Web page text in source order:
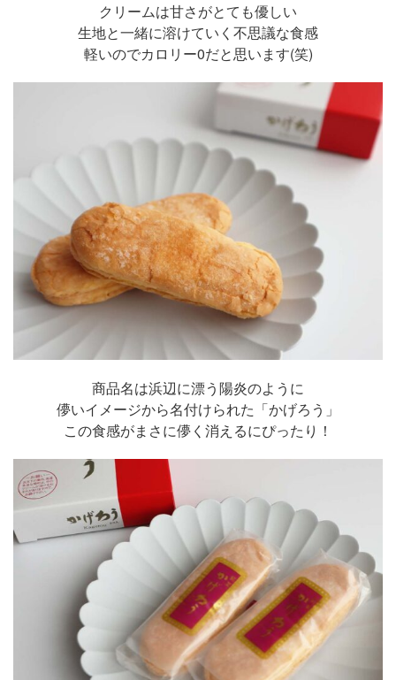
クリームは甘さがとても優しい
生地と一緒に溶けていく不思議な食感
軽いのでカロリー0だと思います(笑)
商品名は浜辺に漂う陽炎のように
儚いイメージから名付けられた「かげろう」
この食感がまさに儚く消えるにぴったり！